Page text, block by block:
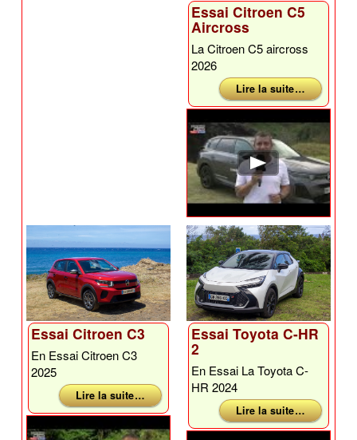
Essai Citroen C5
Aircross
La Citroen C5 aircross
2026
Lire la suite …
Essai Citroen C3
En Essai Citroen C3
2025
Lire la suite …
Essai Toyota C-HR
2
En Essai La Toyota C-
HR 2024
Lire la suite …